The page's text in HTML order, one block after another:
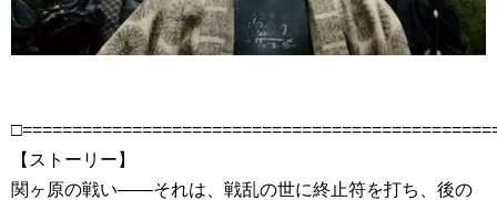
【ストーリー】
関ヶ原の戦い――それは、戦乱の世に終止符を打ち、後の